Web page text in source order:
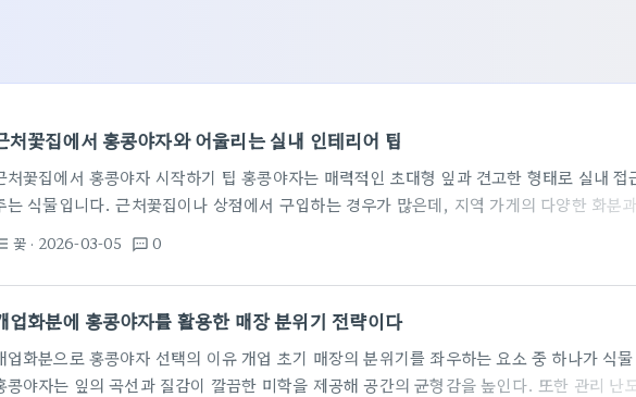
처꽃집에서 홍콩야자와 어울리는 실내 인테리어 팁
처꽃집에서 홍콩야자 시작하기 팁 홍콩야자는 매력적인 초대형 잎과 견고한 형태로 실내 접
는 식물입니다. 근처꽃집이나 상점에서 구입하는 경우가 많은데, 지역 가게의 다양한 화분과
니다. 가능하면 흐름이 자연스러운 디스플레이를 추천하며, 산세베리아나 작은 선인장류와의
니다. 실내 인테리어를 고려하면 홍콩야자를 중심으로 조도를 맞추는 것이 중요합니다. 직
잎이 바삭해지거나 색이 바래지므로 간접광이 많은 곳에 두는 것이 좋습니다. 화분선택은 뿌
꽃 · 2026-03-05 textsms 0
업화분에 홍콩야자를 활용한 매장 분위기 전략이다
업화분으로 홍콩야자 선택의 이유 개업 초기 매장의 분위기를 좌우하는 요소 중 하나가 식
콩야자는 잎의 곡선과 질감이 깔끔한 미학을 제공해 공간의 균형감을 높인다. 또한 관리 난도